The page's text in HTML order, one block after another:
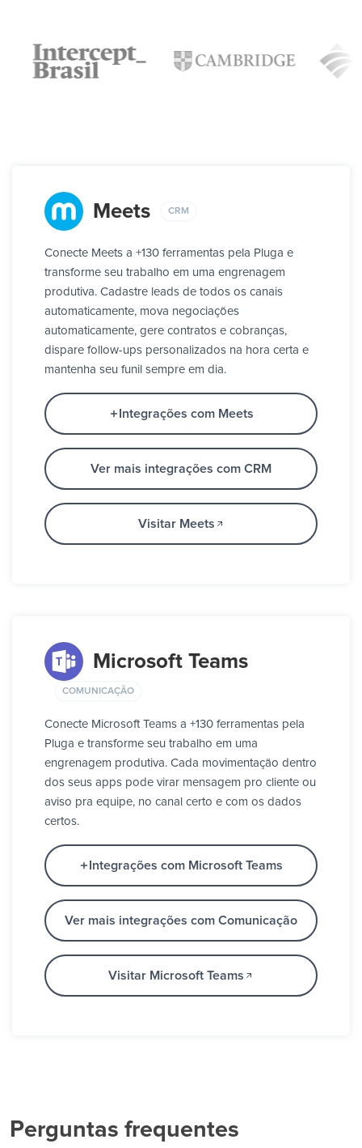
Meets CRM
Conecte Meets a +130 ferramentas pela Pluga e
transforme seu trabalho em uma engrenagem
produtiva. Cadastre leads de todos os canais
automaticamente, mova negociações
automaticamente, gere contratos e cobranças,
dispare follow-ups personalizados na hora certa e
mantenha seu funil sempre em dia.
Integrações com Meets
Ver mais integrações com CRM
Visitar Meets
Microsoft Teams
COMUNICAÇÃO
Conecte Microsoft Teams a +130 ferramentas pela
Pluga e transforme seu trabalho em uma
engrenagem produtiva. Cada movimentação dentro
dos seus apps pode virar mensagem pro cliente ou
aviso pra equipe, no canal certo e com os dados
certos.
Integrações com Microsoft Teams
Ver mais integrações com Comunicação
Visitar Microsoft Teams
Perguntas frequentes